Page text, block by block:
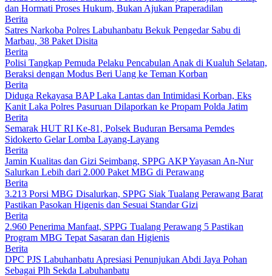
dan Hormati Proses Hukum, Bukan Ajukan Praperadilan
Berita
Satres Narkoba Polres Labuhanbatu Bekuk Pengedar Sabu di
Marbau, 38 Paket Disita
Berita
Polisi Tangkap Pemuda Pelaku Pencabulan Anak di Kualuh Selatan,
Beraksi dengan Modus Beri Uang ke Teman Korban
Berita
Diduga Rekayasa BAP Laka Lantas dan Intimidasi Korban, Eks
Kanit Laka Polres Pasuruan Dilaporkan ke Propam Polda Jatim
Berita
Semarak HUT RI Ke-81, Polsek Buduran Bersama Pemdes
Sidokerto Gelar Lomba Layang-Layang
Berita
Jamin Kualitas dan Gizi Seimbang, SPPG AKP Yayasan An-Nur
Salurkan Lebih dari 2.000 Paket MBG di Perawang
Berita
3.213 Porsi MBG Disalurkan, SPPG Siak Tualang Perawang Barat
Pastikan Pasokan Higenis dan Sesuai Standar Gizi
Berita
2.960 Penerima Manfaat, SPPG Tualang Perawang 5 Pastikan
Program MBG Tepat Sasaran dan Higienis
Berita
DPC PJS Labuhanbatu Apresiasi Penunjukan Abdi Jaya Pohan
Sebagai Plh Sekda Labuhanbatu